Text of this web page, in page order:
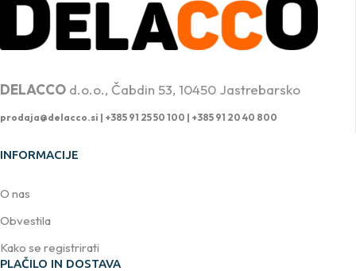
DELACCO d.o.o., Čabdin 53, 10450 Jastrebarsko
prodaja@delacco.si | +385 91 25 50 100 | +385 91 20 40 800
INFORMACIJE
O nas
Obvestila
Kako se registrirati
PLAČILO IN DOSTAVA